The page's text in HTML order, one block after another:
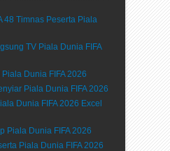
48 Timnas Peserta Piala
TV Piala Dunia FIFA
Dunia FIFA 2026
Piala Dunia FIFA 2026
Dunia FIFA 2026 Excel
Piala Dunia FIFA 2026
Piala Dunia FIFA 2026